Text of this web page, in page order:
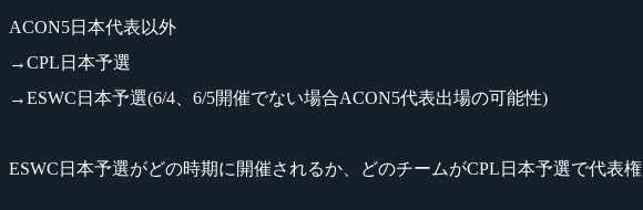
ACON5日本代表以外
→CPL日本予選
→ESWC日本予選(6/4、6/5開催でない場合ACON5代表出場の可能性)
ESWC日本予選がどの時期に開催されるか、どのチームがCPL日本予選で代表